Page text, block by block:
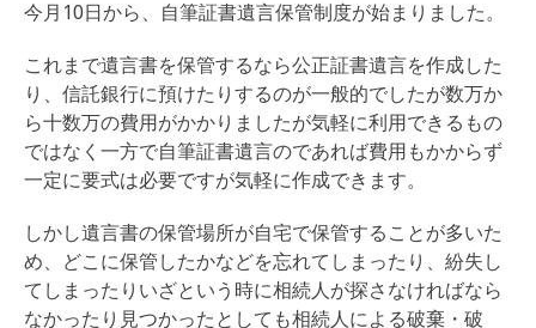
今月10日から、自筆証書遺言保管制度が始まりました。
これまで遺言書を保管するなら公正証書遺言を作成した
り、信託銀行に預けたりするのが一般的でしたが数万か
ら十数万の費用がかかりましたが気軽に利用できるもの
ではなく一方で自筆証書遺言のであれば費用もかからず
一定に要式は必要ですが気軽に作成できます。
しかし遺言書の保管場所が自宅で保管することが多いた
め、どこに保管したかなどを忘れてしまったり、紛失し
てしまったりいざという時に相続人が探さなければなら
なかったり見つかったとしても相続人による破棄・破